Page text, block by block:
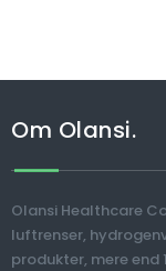
Om Olansi.
Olansi Healthcare
luftrenser,
produkter, mere end